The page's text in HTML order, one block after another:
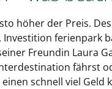
höher der Preis.
Investition
Freundin Laura
fährst
einen schnell viel